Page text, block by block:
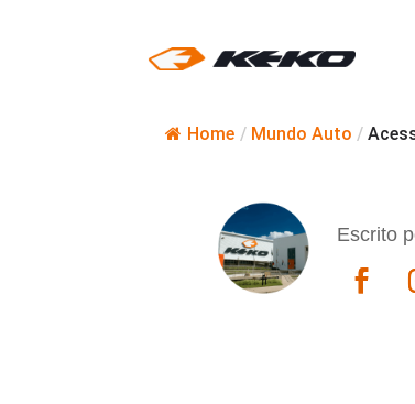
Home / Mundo Auto /
Escrito